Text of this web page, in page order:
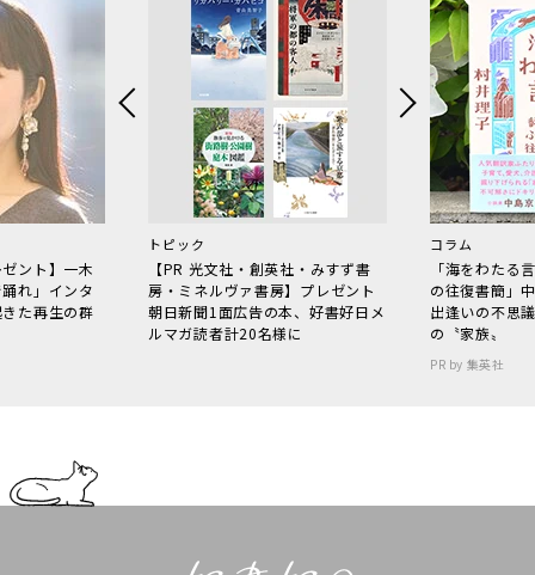
ント】一木
れ」インタ
た再生の群
トピック
【PR 光文社・創英社・みすず書
房・ミネルヴァ書房】プレゼント
朝日新聞1面広告の本、好書好日メ
ルマガ読者計20名様に
コラム
「海をわた
の往復書簡」
出逢いの不思
の〝家族〟
PR by 集英社